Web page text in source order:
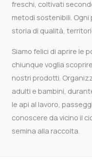
freschi, coltivati
metodi sostenibili.
storia di qualità,
Siamo felici di aprire le
chiunque voglia
nostri prodotti.
adulti e bambini,
le api al lavoro,
conoscere da vicino il
semina alla raccolta.